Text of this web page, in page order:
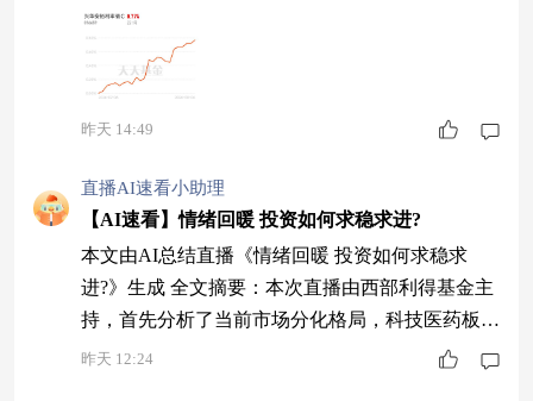
天兴华安裕利率债就收了5个蛋，验证了我的判
断，拿着这种产品不用天天操心，该来的收益自然
会来。 $兴华安裕利率债C$
昨天 14:49
直播AI速看小助理
【AI速看】情绪回暖 投资如何求稳求进?
本文由AI总结直播《情绪回暖 投资如何求稳求
进?》生成 全文摘要：本次直播由西部利得基金主
持，首先分析了当前市场分化格局，科技医药板块
领涨，成长股弹性较大。随后重点探讨AI产业趋
昨天 12:24